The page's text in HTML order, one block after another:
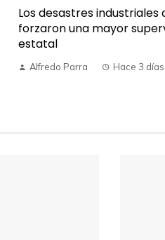
Los desastres industriales
forzaron una mayor
estatal
Alfredo Parra Hace 3 días